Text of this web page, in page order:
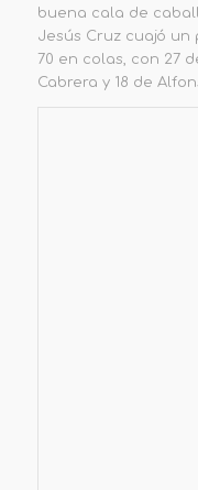
buena cala de
Jesús Cruz cuajó un
70 en colas, con 27
Cabrera y 18 de